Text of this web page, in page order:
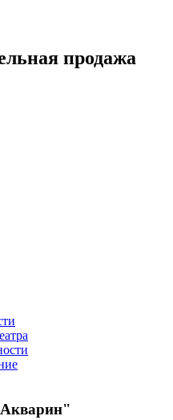
продажа